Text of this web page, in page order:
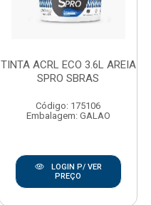
TINTA ACRL ECO 3.6L AREIA
SPRO SBRAS
Código: 175106
Embalagem: GALAO
LOGIN P/ VER
PREÇO